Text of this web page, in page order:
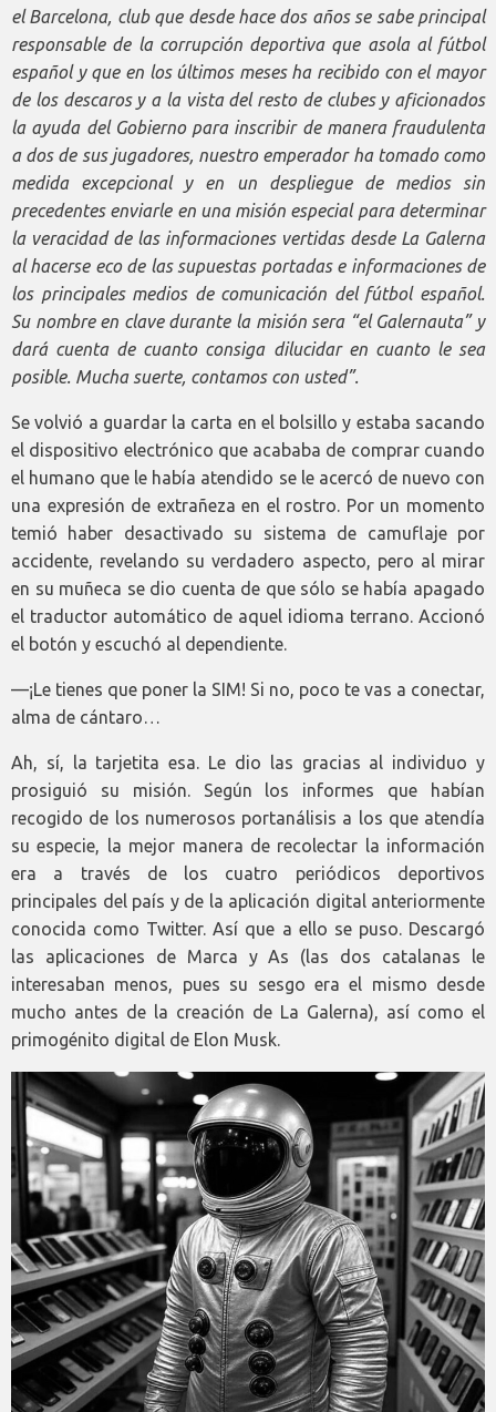
el Barcelona, club que desde hace dos años se sabe principal
responsable de la corrupción deportiva que asola al fútbol
español y que en los últimos meses ha recibido con el mayor
de los descaros y a la vista del resto de clubes y aficionados
la ayuda del Gobierno para inscribir de manera fraudulenta
a dos de sus jugadores, nuestro emperador ha tomado como
medida excepcional y en un despliegue de medios sin
precedentes enviarle en una misión especial para determinar
la veracidad de las informaciones vertidas desde La Galerna
al hacerse eco de las supuestas portadas e informaciones de
los principales medios de comunicación del fútbol español.
Su nombre en clave durante la misión sera “el Galernauta” y
dará cuenta de cuanto consiga dilucidar en cuanto le sea
posible. Mucha suerte, contamos con usted”.
Se volvió a guardar la carta en el bolsillo y estaba sacando
el dispositivo electrónico que acababa de comprar cuando
el humano que le había atendido se le acercó de nuevo con
una expresión de extrañeza en el rostro. Por un momento
temió haber desactivado su sistema de camuflaje por
accidente, revelando su verdadero aspecto, pero al mirar
en su muñeca se dio cuenta de que sólo se había apagado
el traductor automático de aquel idioma terrano. Accionó
el botón y escuchó al dependiente.
—¡Le tienes que poner la SIM! Si no, poco te vas a conectar,
alma de cántaro…
Ah, sí, la tarjetita esa. Le dio las gracias al individuo y
prosiguió su misión. Según los informes que habían
recogido de los numerosos portanálisis a los que atendía
su especie, la mejor manera de recolectar la información
era a través de los cuatro periódicos deportivos
principales del país y de la aplicación digital anteriormente
conocida como Twitter. Así que a ello se puso. Descargó
las aplicaciones de Marca y As (las dos catalanas le
interesaban menos, pues su sesgo era el mismo desde
mucho antes de la creación de La Galerna), así como el
primogénito digital de Elon Musk.